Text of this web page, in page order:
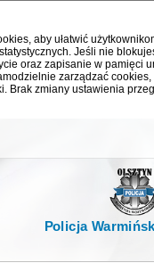
aby ułatwić
Jeśli nie
oraz zapisanie w pamięci
zarządzać
Brak zmiany ustawienia
Policja